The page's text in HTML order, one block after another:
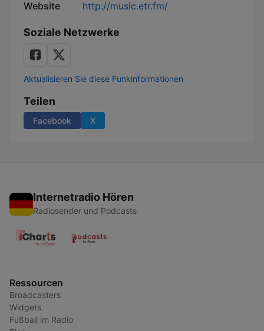
Website http://music.etr.fm/
Soziale Netzwerke
Aktualisieren Sie diese Funkinformationen
Teilen
Facebook X
Internetradio Hören
Radiosender und Podcasts
Ressourcen
Broadcasters
Widgets
Fußball im Radio